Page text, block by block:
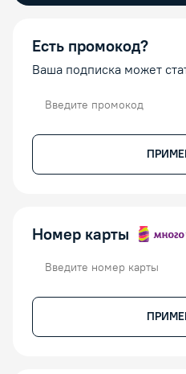
Есть промокод?
Ваша подписка может
Номер карты